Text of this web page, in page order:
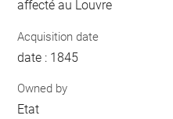
affecté au Louvre
Acquisition date
date : 1845
Owned by
Etat